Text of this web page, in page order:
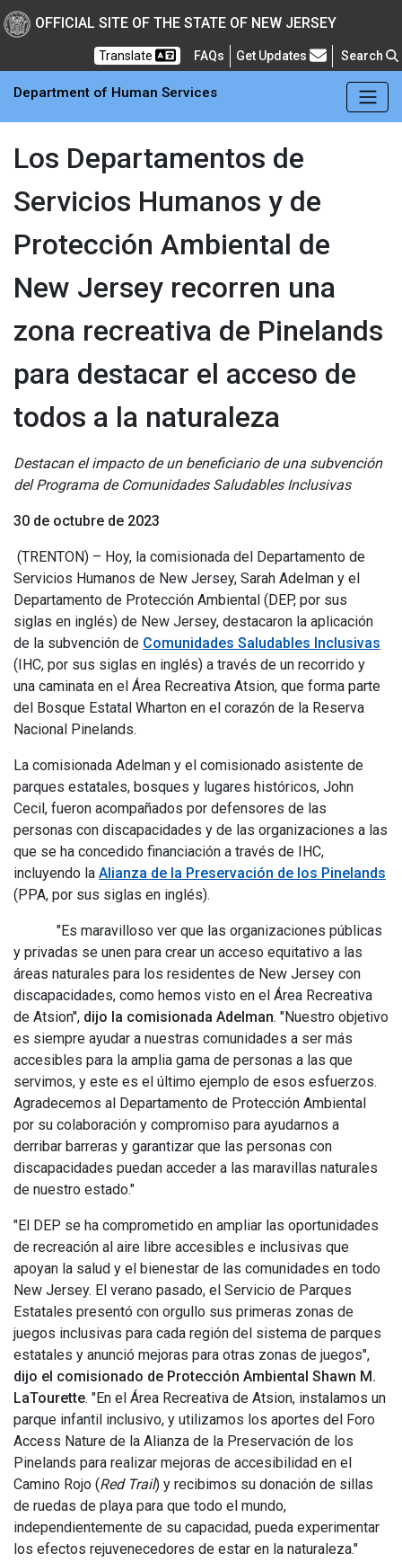
New Jersey
Skip to main Content
OFFICIAL SITE OF THE STATE OF NEW JERSEY
Translate FAQs Frequently Asked Questions
Get Updates Search
Department of Human Services
Los Departamentos de
Servicios Humanos y de
Protección Ambiental de
New Jersey recorren una
zona recreativa de Pinelands
para destacar el acceso de
todos a la naturaleza
Destacan el impacto de un beneficiario de una subvención
del Programa de Comunidades Saludables Inclusivas
30 de octubre de 2023
(TRENTON) – Hoy, la comisionada del Departamento de
Servicios Humanos de New Jersey, Sarah Adelman y el
Departamento de Protección Ambiental (DEP, por sus
siglas en inglés) de New Jersey, destacaron la aplicación
de la subvención de Comunidades Saludables Inclusivas
(IHC, por sus siglas en inglés) a través de un recorrido y
una caminata en el Área Recreativa Atsion, que forma parte
del Bosque Estatal Wharton en el corazón de la Reserva
Nacional Pinelands.
La comisionada Adelman y el comisionado asistente de
parques estatales, bosques y lugares históricos, John
Cecil, fueron acompañados por defensores de las
personas con discapacidades y de las organizaciones a las
que se ha concedido financiación a través de IHC,
incluyendo la Alianza de la Preservación de los Pinelands
(PPA, por sus siglas en inglés).
"Es maravilloso ver que las organizaciones públicas
y privadas se unen para crear un acceso equitativo a las
áreas naturales para los residentes de New Jersey con
discapacidades, como hemos visto en el Área Recreativa
de Atsion", dijo la comisionada Adelman. "Nuestro objetivo
es siempre ayudar a nuestras comunidades a ser más
accesibles para la amplia gama de personas a las que
servimos, y este es el último ejemplo de esos esfuerzos.
Agradecemos al Departamento de Protección Ambiental
por su colaboración y compromiso para ayudarnos a
derribar barreras y garantizar que las personas con
discapacidades puedan acceder a las maravillas naturales
de nuestro estado."
"El DEP se ha comprometido en ampliar las oportunidades
de recreación al aire libre accesibles e inclusivas que
apoyan la salud y el bienestar de las comunidades en todo
New Jersey. El verano pasado, el Servicio de Parques
Estatales presentó con orgullo sus primeras zonas de
juegos inclusivas para cada región del sistema de parques
estatales y anunció mejoras para otras zonas de juegos",
dijo el comisionado de Protección Ambiental Shawn M.
LaTourette. "En el Área Recreativa de Atsion, instalamos un
parque infantil inclusivo, y utilizamos los aportes del Foro
Access Nature de la Alianza de la Preservación de los
Pinelands para realizar mejoras de accesibilidad en el
Camino Rojo (Red Trail) y recibimos su donación de sillas
de ruedas de playa para que todo el mundo,
independientemente de su capacidad, pueda experimentar
los efectos rejuvenecedores de estar en la naturaleza."